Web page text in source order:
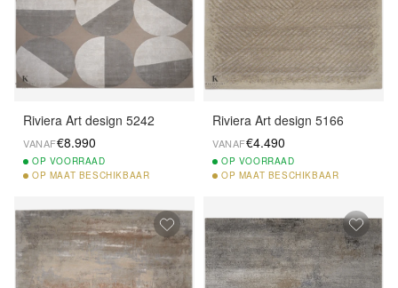
Riviera Art design 5242
VANAF€8.990
OP VOORRAAD
OP MAAT BESCHIKBAAR
Riviera Art design 5166
VANAF€4.490
OP VOORRAAD
OP MAAT BESCHIKBAAR